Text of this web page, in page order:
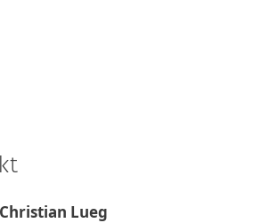
Christian Lueg